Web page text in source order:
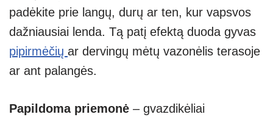
padėkite prie langų, durų ar ten, kur vapsvos
dažniausiai lenda. Tą patį efektą duoda gyvas
pipirmėčių ar dervingų mėtų vazonėlis terasoje
ar ant palangės.
Papildoma priemonė – gvazdikėliai